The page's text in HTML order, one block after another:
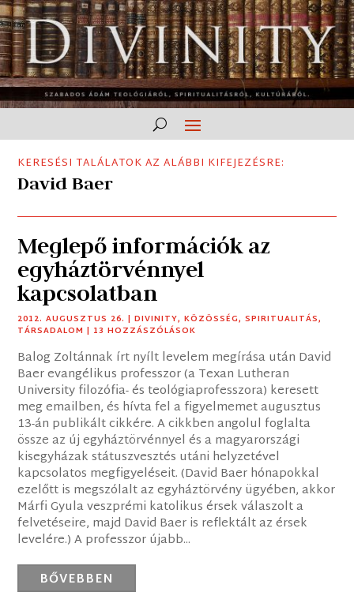
KERESÉSI TALÁLATOK AZ ALÁBBI KIFEJEZÉSRE:
David Baer
Meglepő információk az
egyháztörvénnyel
kapcsolatban
2012. AUGUSZTUS 26. |DIVINITY,KÖZÖSSÉG,SPIRITUALITÁS,
TÁRSADALOM | 13 HOZZÁSZÓLÁSOK
Balog Zoltánnak írt nyílt levelem megírása után David
Baer evangélikus professzor (a Texan Lutheran
University filozófia- és teológiaprofesszora) keresett
meg emailben, és hívta fel a figyelmemet augusztus
13-án publikált cikkére. A cikkben angolul foglalta
össze az új egyháztörvénnyel és a magyarországi
kisegyházak státuszvesztés utáni helyzetével
kapcsolatos megfigyeléseit. (David Baer hónapokkal
ezelőtt is megszólalt az egyháztörvény ügyében, akkor
Márfi Gyula veszprémi katolikus érsek válaszolt a
felvetéseire, majd David Baer is reflektált az érsek
levelére.) A professzor újabb...
BŐVEBBEN